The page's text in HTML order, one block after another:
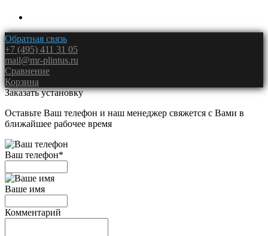
Обратная связь
+7 (495) 411 31 05
mail@mr-plintus.ru
Сравнение
Корзина
Заказать установку
Оставьте Ваш телефон и наш менеджер свяжется с Вами в
ближайшее рабочее время
Ваш телефон*
Ваше имя
Комментарий